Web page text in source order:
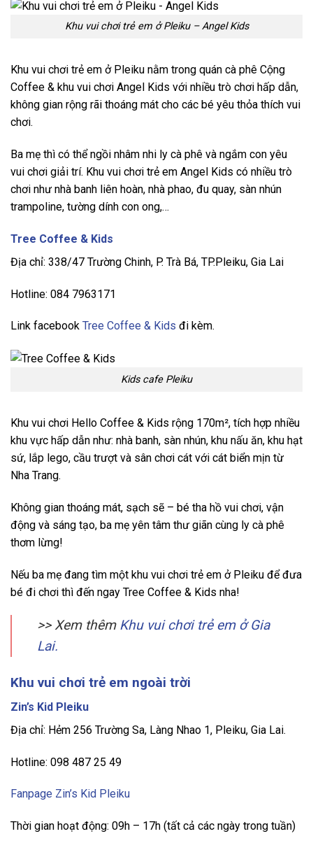
Khu vui chơi trẻ em ở Pleiku – Angel Kids
Khu vui chơi trẻ em ở Pleiku nằm trong quán cà phê Cộng
Coffee & khu vui chơi Angel Kids với nhiều trò chơi hấp dẫn,
không gian rộng rãi thoáng mát cho các bé yêu thỏa thích vui
chơi.
Ba mẹ thì có thể ngồi nhâm nhi ly cà phê và ngắm con yêu
vui chơi giải trí. Khu vui chơi trẻ em Angel Kids có nhiều trò
chơi như nhà banh liên hoàn, nhà phao, đu quay, sàn nhún
trampoline, tường dính con ong,…
Tree Coffee & Kids
Địa chỉ: 338/47 Trường Chinh, P. Trà Bá, TP.Pleiku, Gia Lai
Hotline: 084 7963171
Link facebook Tree Coffee & Kids đi kèm.
Kids cafe Pleiku
Khu vui chơi Hello Coffee & Kids rộng 170m², tích hợp nhiều
khu vực hấp dẫn như: nhà banh, sàn nhún, khu nấu ăn, khu hạt
sứ, lắp lego, cầu trượt và sân chơi cát với cát biển mịn từ
Nha Trang.
Không gian thoáng mát, sạch sẽ – bé tha hồ vui chơi, vận
động và sáng tạo, ba mẹ yên tâm thư giãn cùng ly cà phê
thơm lừng!
Nếu ba mẹ đang tìm một khu vui chơi trẻ em ở Pleiku để đưa
bé đi chơi thì đến ngay Tree Coffee & Kids nha!
>> Xem thêm Khu vui chơi trẻ em ở Gia
Lai.
Khu vui chơi trẻ em ngoài trời
Zin’s Kid Pleiku
Địa chỉ: Hẻm 256 Trường Sa, Làng Nhao 1, Pleiku, Gia Lai.
Hotline: 098 487 25 49
Fanpage Zin’s Kid Pleiku
Thời gian hoạt động: 09h – 17h (tất cả các ngày trong tuần)